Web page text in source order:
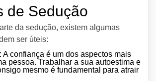
de Sedução
da sedução, existem algumas
ser úteis:
A confiança é um dos aspectos mais
pessoa. Trabalhar a sua autoestima e
mesmo é fundamental para atrair